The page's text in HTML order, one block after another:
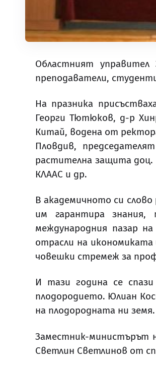
Областният
преподаватели,
На празника
Георги Тютюков, д-р
Китай, водена от
Пловдив,
растителна защита доц.
КЛААС и др.
В академичното си
им гарантира знания,
международния пазар
отрасли на
човешки стремеж за
И тази година се
плодородието. Юлиан
на плодородната ни земя.
Заместник-министърът
Светлин Светлинов от